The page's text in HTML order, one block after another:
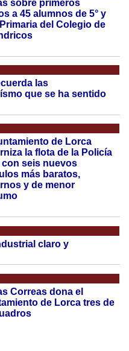
sobre primeros
a 45 alumnos de 5° y
del Colegio de
las
que se ha sentido
de Lorca
la flota de la Policía
con seis nuevos
más baratos,
y de menor
claro y
Correas dona el
de Lorca tres de